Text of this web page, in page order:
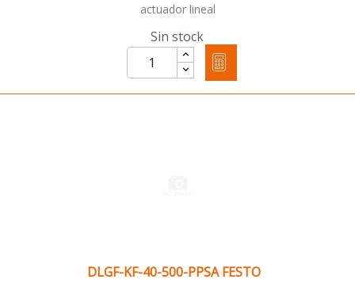
actuador lineal
Sin stock
DLGF-KF-40-500-PPSA FESTO